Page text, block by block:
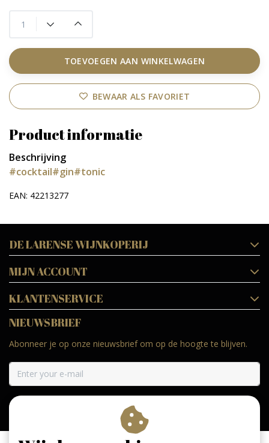
TOEVOEGEN AAN WINKELWAGEN
BEWAAR ALS FAVORIET
Product informatie
Beschrijving
#cocktail#gin#tonic
EAN: 42213277
DE LARENSE WIJNKOPERIJ
MIJN ACCOUNT
KLANTENSERVICE
NIEUWSBRIEF
Abonneer je op onze nieuwsbrief om op de hoogte te blijven.